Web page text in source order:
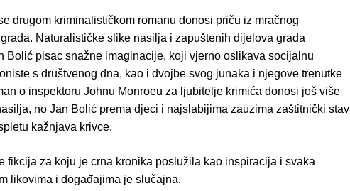
drugom kriminalističkom romanu donosi priču iz mračnog
Naturalističke slike nasilja i zapuštenih dijelova grada
Bolić pisac snažne imaginacije, koji vjerno oslikava socijalnu
s društvenog dna, kao i dvojbe svog junaka i njegove trenutke
o inspektoru Johnu Monroeu za ljubitelje krimića donosi još više
no Jan Bolić prema djeci i najslabijima zauzima zaštitnički stav
kažnjava krivce.
fikcija za koju je crna kronika poslužila kao inspiracija i svaka
likovima i događajima je slučajna.